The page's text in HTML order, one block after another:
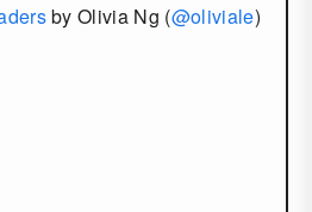
by Olivia Ng (@oliviale)